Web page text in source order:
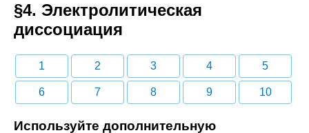
§4. Электролитическая
диссоциация
1 2 3 4 5
6 7 8 9 10
Используйте дополнительную